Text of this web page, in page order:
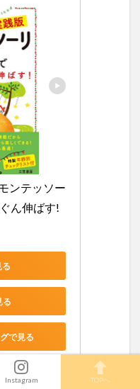
ンテッソー
ん伸ばす!
る
で見る
Instagram TOPへ